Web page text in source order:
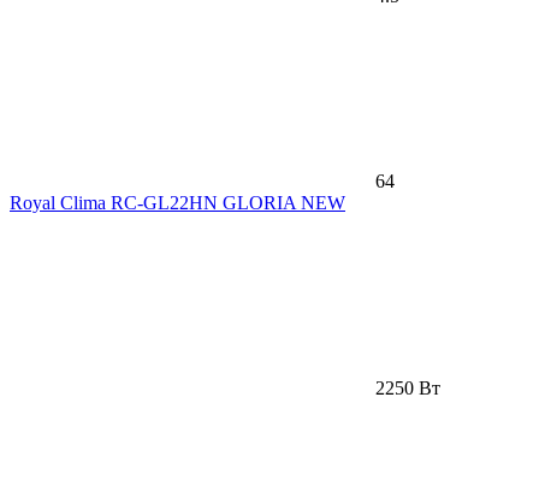
64
Royal Clima RC-GL22HN GLORIA NEW
2250 Вт